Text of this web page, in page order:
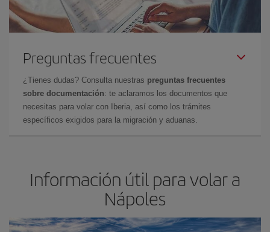
Preguntas frecuentes
¿Tienes dudas? Consulta nuestras preguntas frecuentes
sobre documentación: te aclaramos los documentos que
necesitas para volar con Iberia, así como los trámites
específicos exigidos para la migración y aduanas.
Información útil para volar a
Nápoles